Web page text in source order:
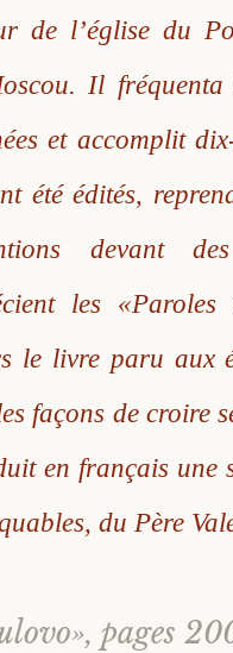
de l’église du
Il
et accomplit
été édités,
devant
les «Paroles
le livre paru aux
façons de croire
en français une
du Père
pages